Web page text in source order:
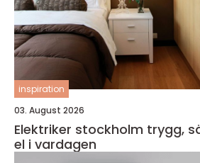
inspiration
03. August 2026
Elektriker stockholm trygg, säker och smart
el i vardagen